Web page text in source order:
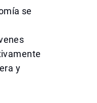
se
y